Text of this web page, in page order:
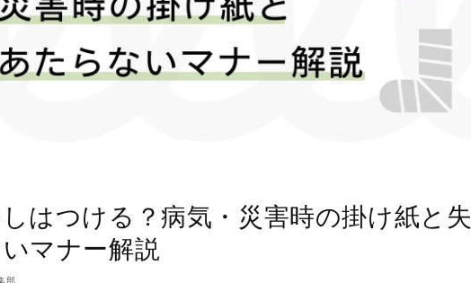
はつける？病気・災害時の掛け紙と失
マナー解説